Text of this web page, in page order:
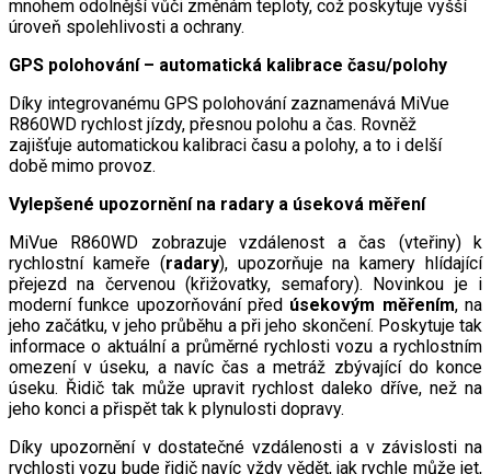
mnohem odolnější vůči změnám teploty, což poskytuje vyšší
úroveň spolehlivosti a ochrany.
GPS polohování – automatická kalibrace času/polohy
Díky integrovanému GPS polohování zaznamenává MiVue
R860WD rychlost jízdy, přesnou polohu a čas. Rovněž
zajišťuje automatickou kalibraci času a polohy, a to i delší
době mimo provoz.
Vylepšené upozornění na radary a úseková měření
MiVue R860WD zobrazuje vzdálenost a čas (vteřiny) k
rychlostní kameře (radary), upozorňuje na kamery hlídající
přejezd na červenou (křižovatky, semafory). Novinkou je i
moderní funkce upozorňování před úsekovým měřením, na
jeho začátku, v jeho průběhu a při jeho skončení. Poskytuje tak
informace o aktuální a průměrné rychlosti vozu a rychlostním
omezení v úseku, a navíc čas a metráž zbývající do konce
úseku. Řidič tak může upravit rychlost daleko dříve, než na
jeho konci a přispět tak k plynulosti dopravy.
Díky upozornění v dostatečné vzdálenosti a v závislosti na
rychlosti vozu bude řidič navíc vždy vědět, jak rychle může jet,